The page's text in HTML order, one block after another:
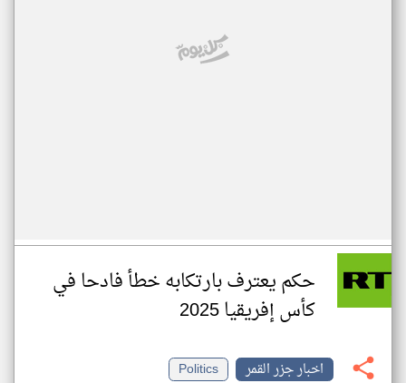
حكم يعترف بارتكابه خطأ فادحا في
كأس إفريقيا 2025
اخبار جزر القمر
Politics